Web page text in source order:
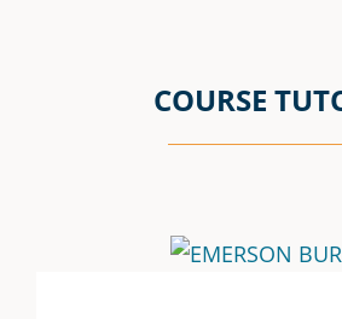
COURSE